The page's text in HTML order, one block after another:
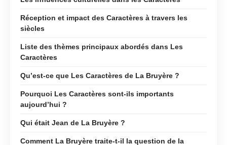
Réception et impact des Caractères à travers les
siècles
Liste des thèmes principaux abordés dans Les
Caractères
Qu’est-ce que Les Caractères de La Bruyère ?
Pourquoi Les Caractères sont-ils importants
aujourd’hui ?
Qui était Jean de La Bruyère ?
Comment La Bruyère traite-t-il la question de la